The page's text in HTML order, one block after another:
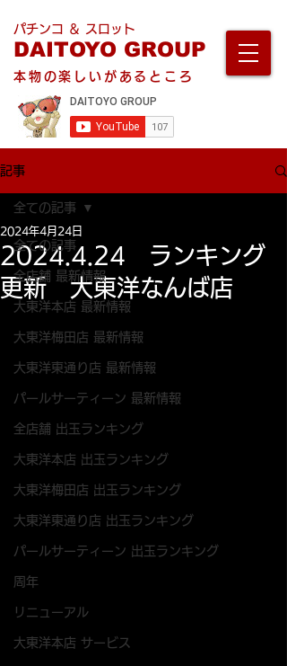
パチンコ ＆ スロット
DAITOYO GROUP
本物の楽しいがあるところ
記事
全ての記事
全店舗 最新情報
大東洋本店 最新情報
大東洋梅田店 最新情報
大東洋東通り店 最新情報
パールサーティーン 最新情報
全店舗 出玉ランキング
大東洋本店 出玉ランキング
大東洋梅田店 出玉ランキング
大東洋東通り店 出玉ランキング
パールサーティーン 出玉ランキング
周年
リニューアル
大東洋本店 サービス
全ての記事
2024.4.24 ランキング
更新 大東洋なんば店
2024年4月24日